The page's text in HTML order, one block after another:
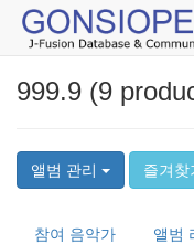
999.9 (9
앨범 관리 즐겨찾
참여 음악가 앨범